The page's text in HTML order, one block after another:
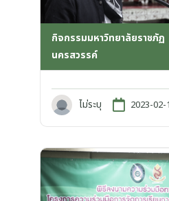
กิจกรรมมหาวิทยาลัยราชภัฏ
นครสวรรค์
ไม่ระบุ 2023-02-